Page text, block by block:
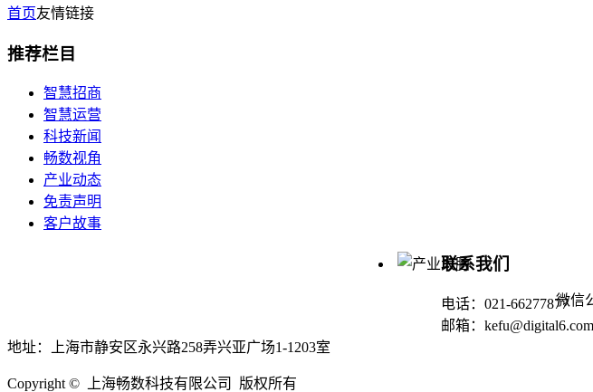
首页友情链接
推荐栏目
智慧招商
智慧运营
科技新闻
畅数视角
产业动态
免责声明
客户故事
微信
联系我们
电话：021-66277877
邮箱：kefu@digital6.com
地址：上海市静安区永兴路258弄兴亚广场1-1203室
Copyright © 上海畅数科技有限公司 版权所有